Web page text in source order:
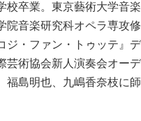
校卒業。東京藝術大学音楽
院音楽研究科オペラ専攻修
ジ・ファン・トゥッテ』デ
芸術協会新人演奏会オーデ
福島明也、九嶋香奈枝に師